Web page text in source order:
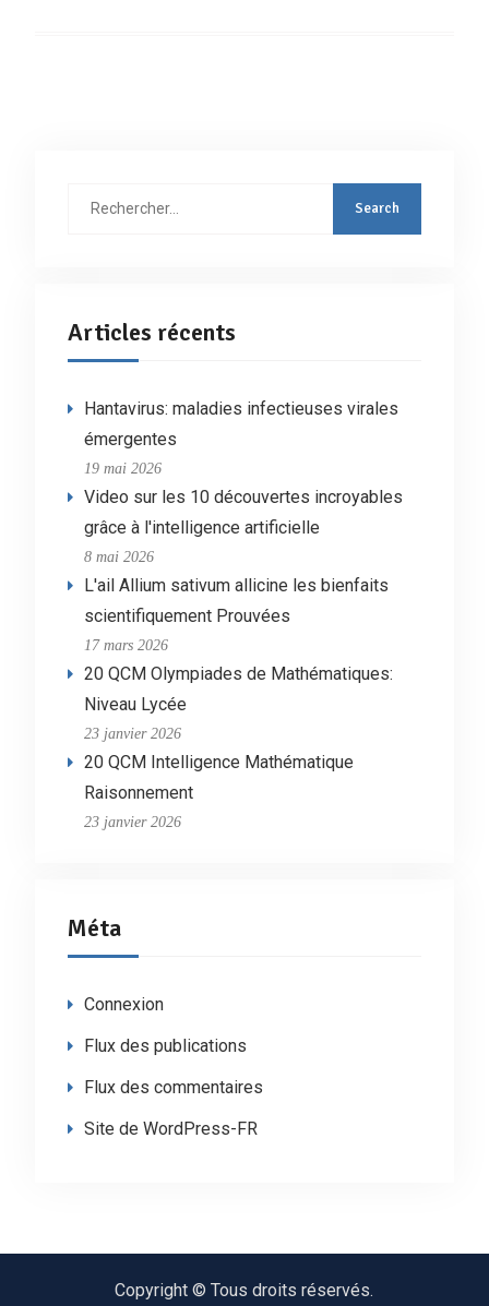
Articles récents
Hantavirus: maladies infectieuses virales
émergentes
19 mai 2026
Video sur les 10 découvertes incroyables
grâce à l'intelligence artificielle
8 mai 2026
L'ail Allium sativum allicine les bienfaits
scientifiquement Prouvées
17 mars 2026
20 QCM Olympiades de Mathématiques:
Niveau Lycée
23 janvier 2026
20 QCM Intelligence Mathématique
Raisonnement
23 janvier 2026
Méta
Connexion
Flux des publications
Flux des commentaires
Site de WordPress-FR
Copyright © Tous droits réservés.